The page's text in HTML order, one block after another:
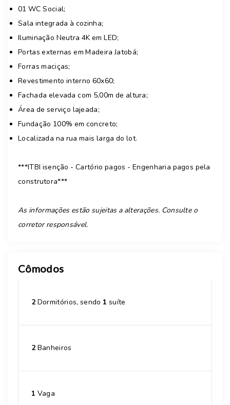
01 WC Social;
Sala integrada à cozinha;
Iluminação Neutra 4K em LED;
Portas externas em Madeira Jatobá;
Forras maciças;
Revestimento interno 60x60;
Fachada elevada com 5,00m de altura;
Área de serviço lajeada;
Fundação 100% em concreto;
Localizada na rua mais larga do lot.
***ITBI isenção - Cartório pagos - Engenharia pagos pela
construtora***
As informações estão sujeitas a alterações. Consulte o
corretor responsável.
Cômodos
2Dormitórios, sendo 1 suíte
2Banheiros
1 Vaga